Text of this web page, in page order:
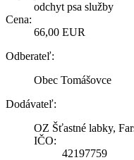
odchyt psa služby
Cena:
66,00 EUR
Odberateľ:
Obec Tomášovce
Dodávateľ:
OZ Šťastné labky,
IČO:
42197759